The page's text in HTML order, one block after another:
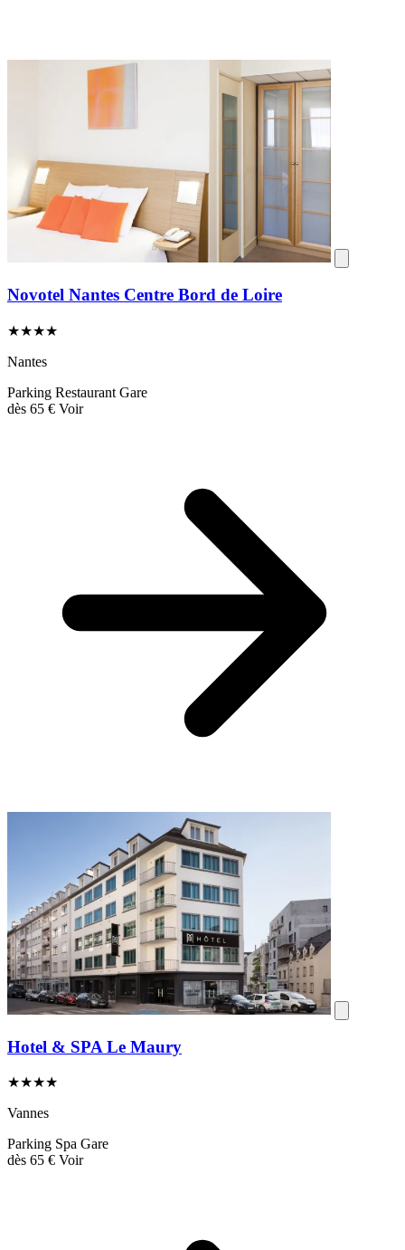
Novotel Nantes Centre Bord de Loire
★★★★
Nantes
Parking Restaurant Gare
dès 65 € Voir
Hotel & SPA Le Maury
★★★★
Vannes
Parking Spa Gare
dès 65 € Voir